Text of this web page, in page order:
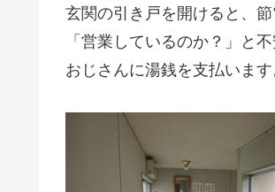
玄関の引き戸を開けると、
「営業しているのか？」と
おじさんに湯銭を支払います